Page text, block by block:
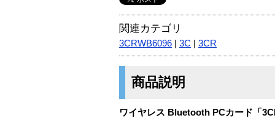
関連カテゴリ
3CRWB6096 3C 3CR
商品説明
ワイヤレス Bluetooth PCカード「